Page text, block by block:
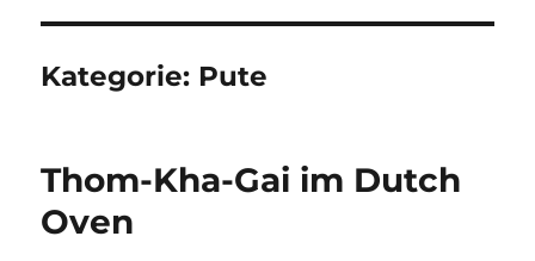
Kategorie: Pute
Thom-Kha-Gai im Dutch
Oven